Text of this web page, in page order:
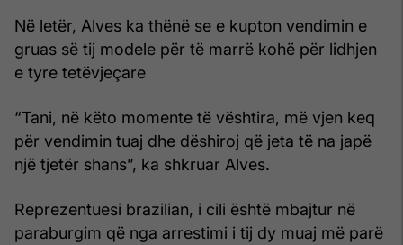
Në letër, Alves ka thënë se e kupton vendimin e
gruas së tij modele për të marrë kohë për lidhjen
e tyre tetëvjeçare
“Tani, në këto momente të vështira, më vjen keq
për vendimin tuaj dhe dëshiroj që jeta të na japë
një tjetër shans”, ka shkruar Alves.
Reprezentuesi brazilian, i cili është mbajtur në
paraburgim që nga arrestimi i tij dy muaj më parë